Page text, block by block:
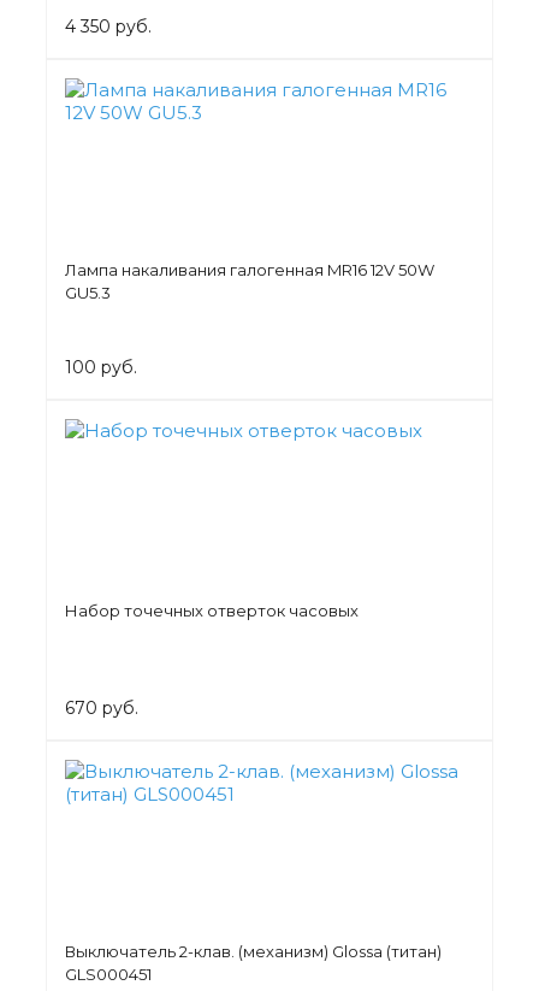
4 350 руб.
Лампа накаливания галогенная MR16 12V 50W
GU5.3
100 руб.
Набор точечных отверток часовых
670 руб.
Выключатель 2-клав. (механизм) Glossa (титан)
GLS000451